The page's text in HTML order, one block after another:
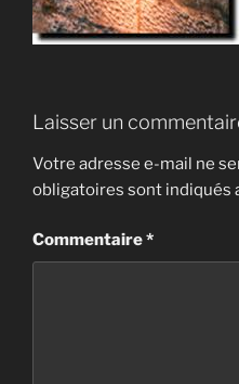
Laisser un
Votre adresse e-mail ne
obligatoires sont indiqués
Commentaire*